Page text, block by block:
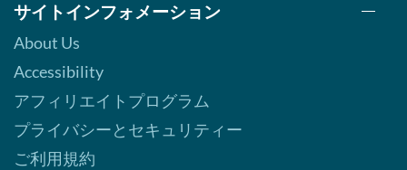
販売価格: AU$10.41
Real Spearmint - Pouch 2
販売価格: AU$10.41
サイトインフォメーション
About Us
Accessibility
アフィリエイトプログラム
プライバシーとセキュリティー
ご利用規約